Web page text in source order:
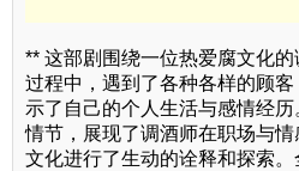
** 这部剧围绕一位热爱腐文化
过程中，遇到了各种各样的顾
示了自己的个人生活与感情经
情节，展现了调酒师在职场与
文化进行了生动的诠释和探索